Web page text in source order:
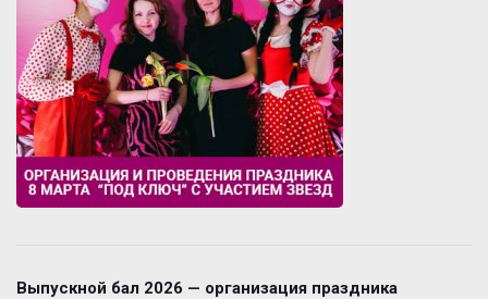
Выпускной бал 2026 — организация праздника